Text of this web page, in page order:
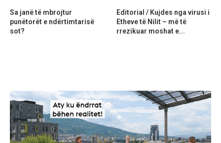
Sa janë të mbrojtur
punëtorët e ndërtimtarisë
sot?
Editorial / Kujdes nga virusi i
Etheve të Nilit – më të
rrezikuar moshat e...